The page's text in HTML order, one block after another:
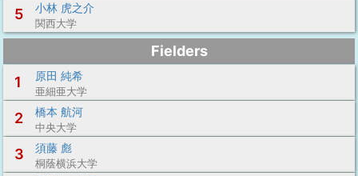
5 小林 虎之介
関西大学
Fielders
1
原田 純希
亜細亜大学
2 橋本 航河
中央大学
3 須藤 彪
桐蔭横浜大学